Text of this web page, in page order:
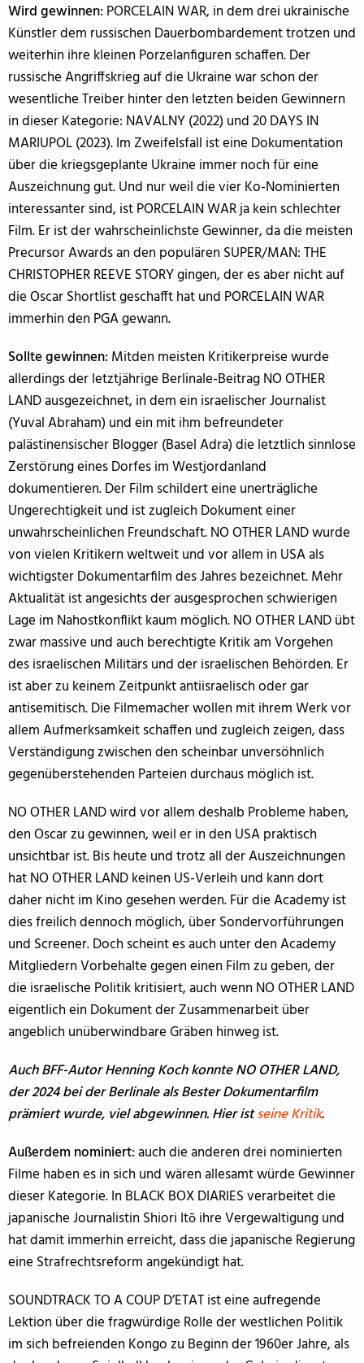
Wird gewinnen:PORCELAIN WAR, in dem drei ukrainische
Künstler dem russischen Dauerbombardement trotzen und
weiterhin ihre kleinen Porzelanfiguren schaffen. Der
russische Angriffskrieg auf die Ukraine war schon der
wesentliche Treiber hinter den letzten beiden Gewinnern
in dieser Kategorie: NAVALNY (2022) und 20 DAYS IN
MARIUPOL (2023). Im Zweifelsfall ist eine Dokumentation
über die kriegsgeplante Ukraine immer noch für eine
Auszeichnung gut. Und nur weil die vier Ko-Nominierten
interessanter sind, ist PORCELAIN WAR ja kein schlechter
Film. Er ist der wahrscheinlichste Gewinner, da die meisten
Precursor Awards an den populären SUPER/MAN: THE
CHRISTOPHER REEVE STORY gingen, der es aber nicht auf
die Oscar Shortlist geschafft hat und PORCELAIN WAR
immerhin den PGA gewann.
Sollte gewinnen:Mitden meisten Kritikerpreise wurde
allerdings der letztjährige Berlinale-Beitrag NO OTHER
LAND ausgezeichnet, in dem ein israelischer Journalist
(Yuval Abraham) und ein mit ihm befreundeter
palästinensischer Blogger (Basel Adra) die letztlich sinnlose
Zerstörung eines Dorfes im Westjordanland
dokumentieren. Der Film schildert eine unerträgliche
Ungerechtigkeit und ist zugleich Dokument einer
unwahrscheinlichen Freundschaft. NO OTHER LAND wurde
von vielen Kritikern weltweit und vor allem in USA als
wichtigster Dokumentarfilm des Jahres bezeichnet. Mehr
Aktualität ist angesichts der ausgesprochen schwierigen
Lage im Nahostkonflikt kaum möglich. NO OTHER LAND übt
zwar massive und auch berechtigte Kritik am Vorgehen
des israelischen Militärs und der israelischen Behörden. Er
ist aber zu keinem Zeitpunkt antiisraelisch oder gar
antisemitisch. Die Filmemacher wollen mit ihrem Werk vor
allem Aufmerksamkeit schaffen und zugleich zeigen, dass
Verständigung zwischen den scheinbar unversöhnlich
gegenüberstehenden Parteien durchaus möglich ist.
NO OTHER LAND wird vor allem deshalb Probleme haben,
den Oscar zu gewinnen, weil er in den USA praktisch
unsichtbar ist. Bis heute und trotz all der Auszeichnungen
hat NO OTHER LAND keinen US-Verleih und kann dort
daher nicht im Kino gesehen werden. Für die Academy ist
dies freilich dennoch möglich, über Sondervorführungen
und Screener. Doch scheint es auch unter den Academy
Mitgliedern Vorbehalte gegen einen Film zu geben, der
die israelische Politik kritisiert, auch wenn NO OTHER LAND
eigentlich ein Dokument der Zusammenarbeit über
angeblich unüberwindbare Gräben hinweg ist.
Auch BFF-Autor Henning Koch konnte NO OTHER LAND,
der 2024 bei der Berlinale als Bester Dokumentarfilm
prämiert wurde, viel abgewinnen. Hier istseine Kritik.
Außerdem nominiert:auch die anderen drei nominierten
Filme haben es in sich und wären allesamt würde Gewinner
dieser Kategorie. In BLACK BOX DIARIES verarbeitet die
japanische Journalistin Shiori Itō ihre Vergewaltigung und
hat damit immerhin erreicht, dass die japanische Regierung
eine Strafrechtsreform angekündigt hat.
SOUNDTRACK TO A COUP D’ETAT ist eine aufregende
Lektion über die fragwürdige Rolle der westlichen Politik
im sich befreienden Kongo zu Beginn der 1960er Jahre, als